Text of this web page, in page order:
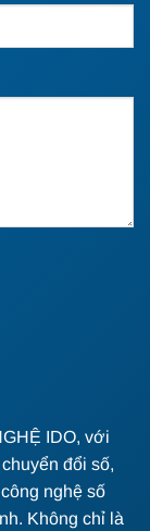
IDO, với
đổi số,
nghệ số
Không chỉ là